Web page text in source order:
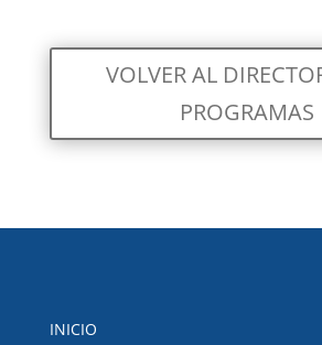
VOLVER AL
PROGRAMAS
INICIO